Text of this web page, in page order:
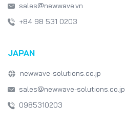
sales@newwave.vn
+84 98 531 0203
JAPAN
newwave-solutions.co.jp
sales@newwave-solutions.co.jp
0985310203